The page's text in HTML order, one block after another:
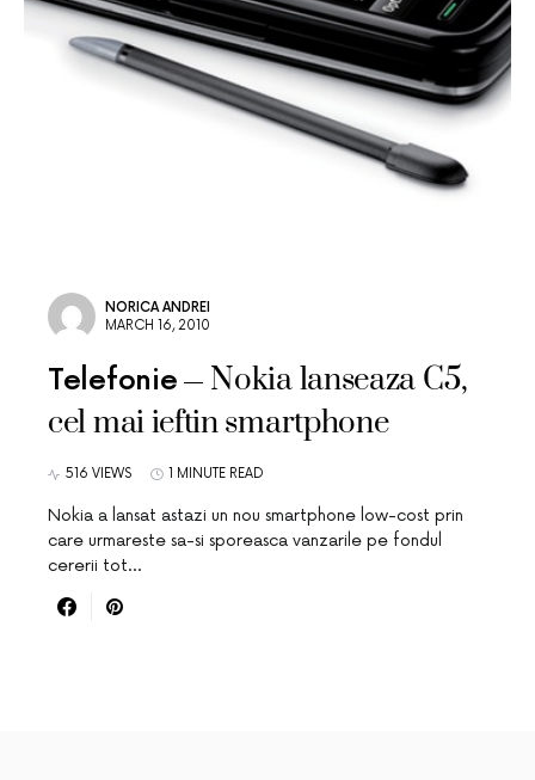
NORICA ANDREI
MARCH 16, 2010
Telefonie
Nokia lanseaza C5,
cel mai ieftin smartphone
516 VIEWS 1 MINUTE READ
Nokia a lansat astazi un nou smartphone low-cost prin
care urmareste sa-si sporeasca vanzarile pe fondul
cererii tot…